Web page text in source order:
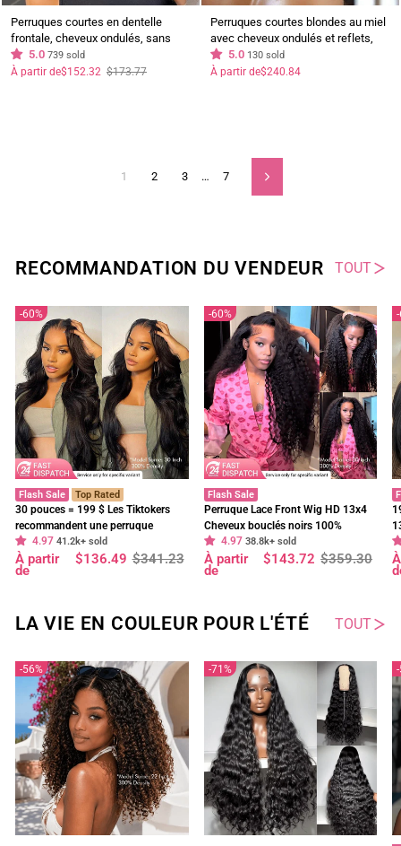
Perruques courtes en dentelle
frontale, cheveux ondulés, sans
colle, cheveux humains, Bob Wig-
Geetahair
5.0 739 sold
Prix
régulier
$173.77
Prix
réduit
À partir de$152.32
Perruques courtes blondes au miel
avec cheveux ondulés et reflets,
perruque frontale en dentelle 13x4,
fermeture en dentelle 4x4,
5.0 130 sold
À partir de$240.84
1 2 3 … 7 Suivant
RECOMMANDATION DU VENDEUR TOUT
60%
Flash Sale Top Rated
30 pouces = 199 $ Les Tiktokers
recommandent une perruque
frontale en dentelle HD Body Wave
à 180 % de densité, pré-décolorée,
sans colle - Geeta Hair
4.97 41.2k+ sold
Prix
régulier
$341.23
Prix
réduit
À partir
de
$136.49
60%
Flash Sale
Perruque Lace Front Wig HD 13x4
Cheveux bouclés noirs 100%
cheveux humains vierges pré-épilés
- Geeta Hair
4.97 38.8k+ sold
Prix
régulier
$359.30
Prix
réduit
À partir
de
$143.72
LA VIE EN COULEUR POUR L'ÉTÉ TOUT
56% 71%